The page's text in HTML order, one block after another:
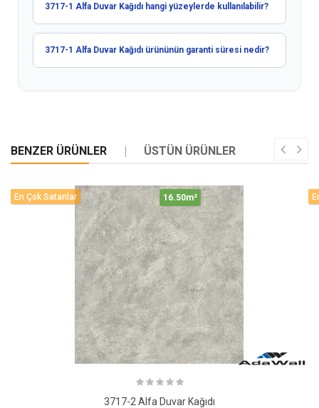
3717-1 Alfa Duvar Kağıdı hangi yüzeylerde kullanılabilir?
3717-1 Alfa Duvar Kağıdı ürününün garanti süresi nedir?
BENZER ÜRÜNLER ÜSTÜN ÜRÜNLER
En Çok Satanlar 16.50m²
3717-2 Alfa Duvar Kağıdı